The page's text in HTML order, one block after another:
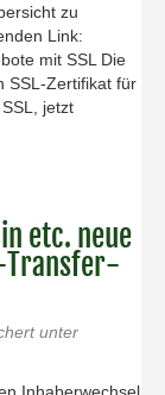
zu
Link:
mit SSL Die
SSL-Zertifikat für
jetzt
etc. neue
Transfer-
unter